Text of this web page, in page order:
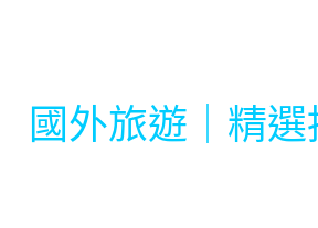
國外旅遊｜精